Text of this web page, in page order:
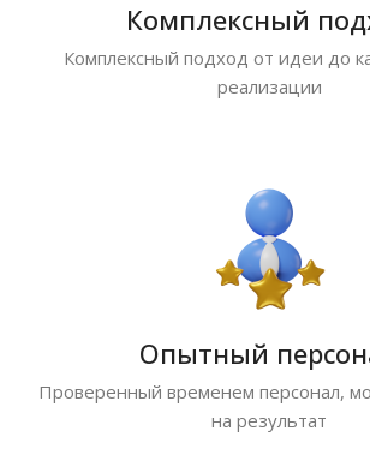
Комплексный
Комплексный подход от идеи до
реализации
Опытный
Проверенный временем персонал,
на результат